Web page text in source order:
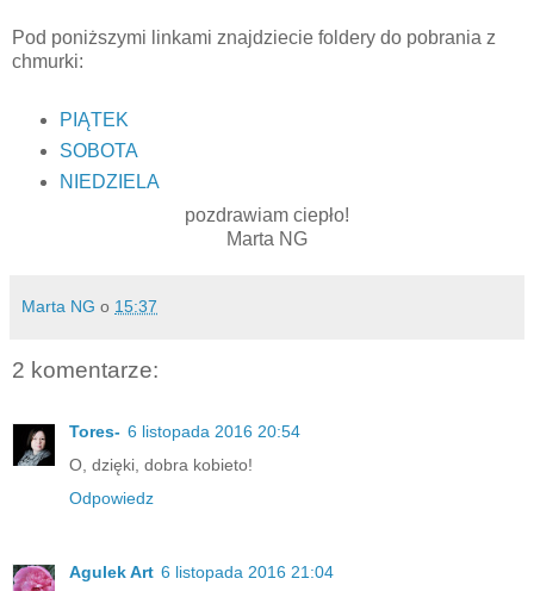
Pod poniższymi linkami znajdziecie foldery do pobrania z
chmurki:
PIĄTEK
SOBOTA
NIEDZIELA
pozdrawiam ciepło!
Marta NG
Marta NG o 15:37
2 komentarze:
Tores- 6 listopada 2016 20:54
O, dzięki, dobra kobieto!
Odpowiedz
Agulek Art 6 listopada 2016 21:04